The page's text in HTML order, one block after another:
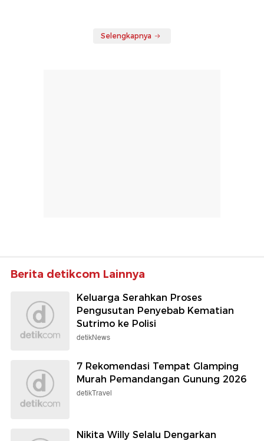
Selengkapnya
Berita detikcom Lainnya
Keluarga Serahkan Proses
Pengusutan Penyebab Kematian
Sutrimo ke Polisi
detikNews
7 Rekomendasi Tempat Glamping
Murah Pemandangan Gunung 2026
detikTravel
Nikita Willy Selalu Dengarkan